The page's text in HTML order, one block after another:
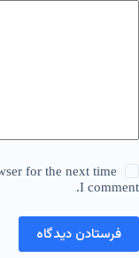
for the next time
I comment.
فرستادن دیدگاه